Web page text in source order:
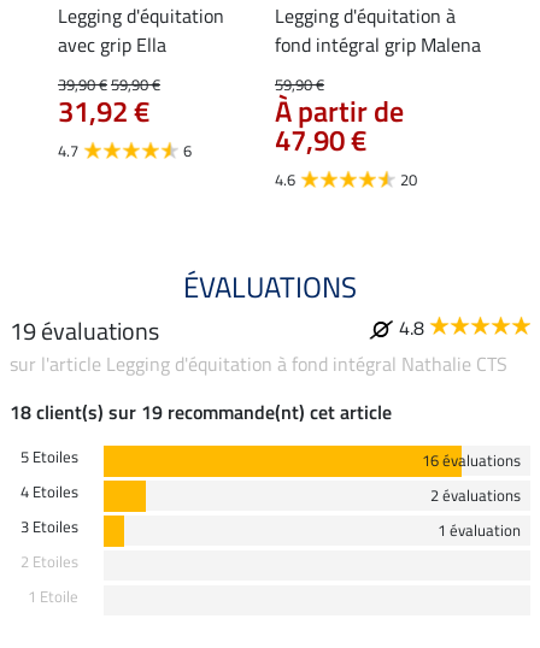
Legging d'équitation
avec grip Ella
39,90 €59,90 €
31,92 €
4.7 6
Legging d'équitation à
fond intégral grip Malena
59,90 €
À partir de
47,90 €
4.6 20
ÉVALUATIONS
19 évaluations
4.8
sur l'article Legging d'équitation à fond intégral Nathalie CTS
18 client(s) sur 19 recommande(nt) cet article
5 Etoiles
16 évaluations
4 Etoiles
2 évaluations
3 Etoiles
1 évaluation
2 Etoiles
1 Etoile